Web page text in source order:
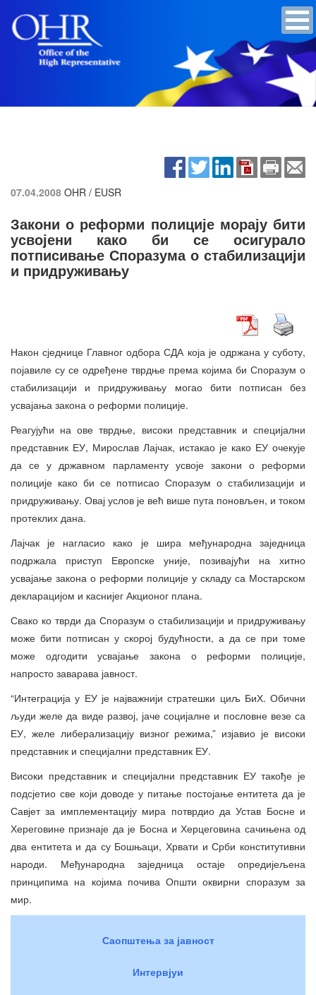
07.04.2008 OHR / EUSR
Закони о реформи полиције морају бити
усвојени како би се осигурало
потписивање Споразума о стабилизацији
и придруживању
Након сједнице Главног одбора СДА која је одржана у суботу,
појавиле су се одређене тврдње према којима би Споразум о
стабилизацији и придруживању могао бити потписан без
усвајања закона о реформи полиције.
Реагујући на ове тврдње, високи представник и специјални
представник ЕУ, Мирослав Лајчак, истакао је како ЕУ очекује
да се у државном парламенту усвоје закони о реформи
полиције како би се потписао Споразум о стабилизацији и
придруживању. Овај услов је већ више пута поновљен, и током
протеклих дана.
Лајчак је нагласио како је шира међународна заједница
подржала приступ Европске уније, позивајући на хитно
усвајање закона о реформи полиције у складу са Мостарском
декларацијом и каснијег Акционог плана.
Свако ко тврди да Споразум о стабилизацији и придруживању
може бити потписан у скорој будућности, а да се при томе
може одгодити усвајање закона о реформи полиције,
напросто заварава јавност.
“Интеграција у ЕУ је најважнији стратешки циљ БиХ. Обични
људи желе да виде развој, јаче социјалне и пословне везе са
ЕУ, желе либерализацију визног режима,” изјавио је високи
представник и специјални представник ЕУ.
Високи представник и специјални представник ЕУ такође је
подсјетио све који доводе у питање постојање ентитета да је
Савјет за имплементацију мира потврдио да Устав Босне и
Хереговине признаје да је Босна и Херцеговина сачињена од
два ентитета и да су Бошњаци, Хрвати и Срби конститутивни
народи. Међународна заједница остаје опредијељена
принципима на којима почива Општи оквирни споразум за
мир.
Саопштења за јавност
Интервјуи